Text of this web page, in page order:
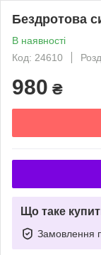
Бездротова
В наявності
Код: 24610
980 ₴
Що таке
Замовлення